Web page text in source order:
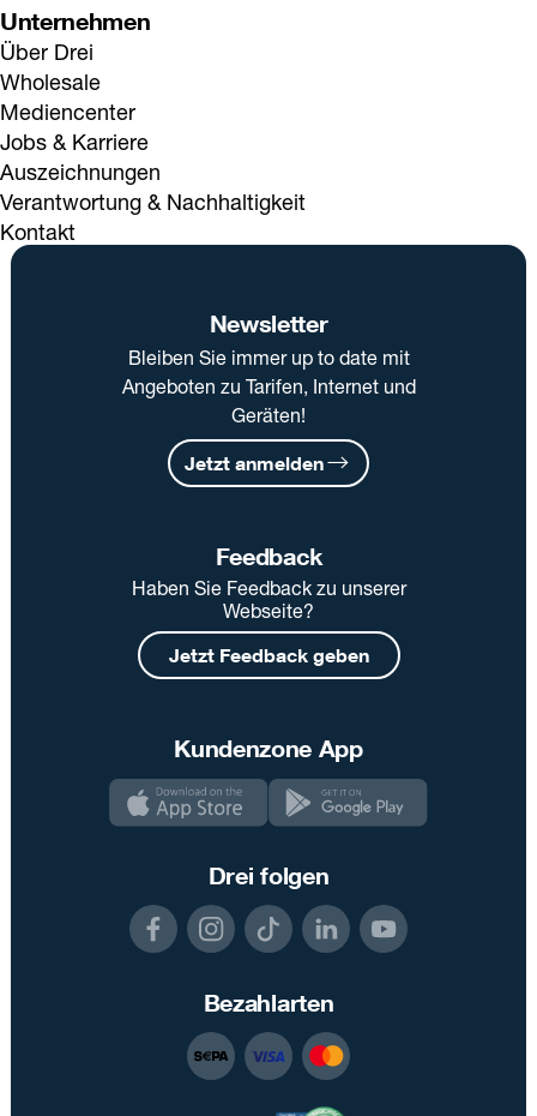
Unternehmen
Über Drei
Wholesale
Mediencenter
Jobs & Karriere
Auszeichnungen
Verantwortung & Nachhaltigkeit
Kontakt
Newsletter
Bleiben Sie immer up to date mit
Angeboten zu Tarifen, Internet und
Geräten!
Jetzt anmelden
Feedback
Haben Sie Feedback zu unserer
Webseite?
Jetzt Feedback geben
Kundenzone App
Drei folgen
Bezahlarten